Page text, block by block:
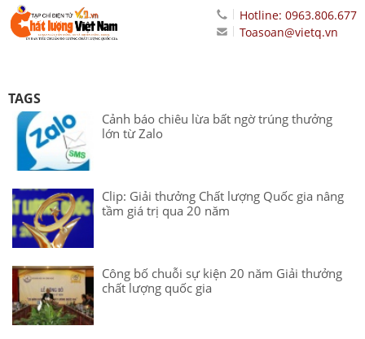
Hotline: 0963.806.677
Toasoan@vietq.vn
TAGS
Cảnh báo chiêu lừa bất ngờ trúng thưởng
lớn từ Zalo
Clip: Giải thưởng Chất lượng Quốc gia nâng
tầm giá trị qua 20 năm
Công bố chuỗi sự kiện 20 năm Giải thưởng
chất lượng quốc gia